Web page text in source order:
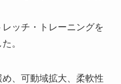
ッチ・トレーニングを
。
、可動域拡大、柔軟性